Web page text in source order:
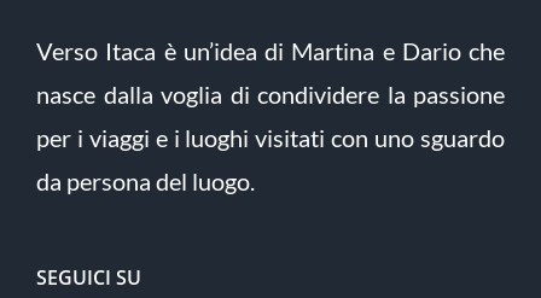
Verso Itaca è un’idea di Martina e Dario che
nasce dalla voglia di condividere la passione
per i viaggi e i luoghi visitati con uno sguardo
da persona del luogo.
SEGUICI SU